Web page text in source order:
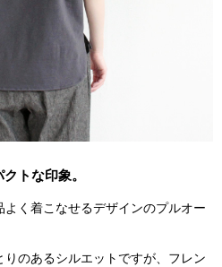
トな印象。
く着こなせるデザインのプルオー
のあるシルエットですが、フレン